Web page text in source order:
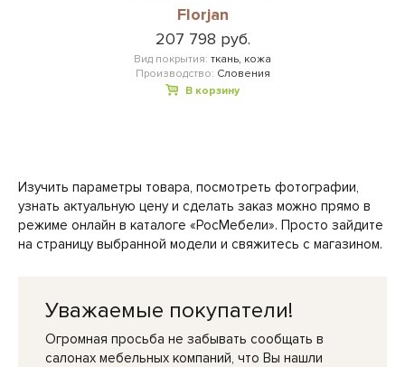
Florjan
207 798 руб.
Вид покрытия: ткань, кожа
Производство: Словения
В корзину
Изучить параметры товара, посмотреть фотографии,
узнать актуальную цену и сделать заказ можно прямо в
режиме онлайн в каталоге «РосМебели». Просто зайдите
на страницу выбранной модели и свяжитесь с магазином.
Уважаемые покупатели!
Огромная просьба не забывать сообщать в
салонах мебельных компаний, что Вы нашли